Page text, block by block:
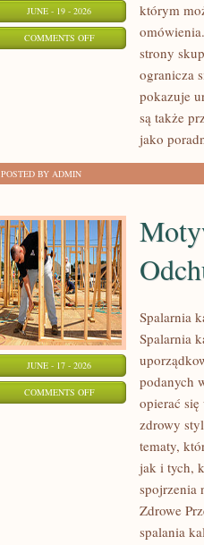
JUNE - 19 - 2026
COMMENTS OFFON
którym
strony
ogranicza
pokazuje
są także
jako
POSTED BY ADMIN
JUNE - 17 - 2026
COMMENTS OFFON
MOTYWACJA
Spalarnia
Spalarnia
podanych
opierać
zdrowy
tematy,
jak i tych,
spojrzenia
Zdrowe
spalania